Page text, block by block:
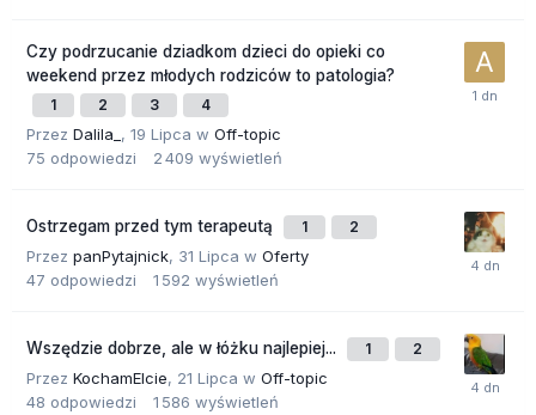
Czy podrzucanie dziadkom dzieci do opieki co
weekend przez młodych rodziców to patologia?
1 2 3 4
Przez Dalila_ , 19 Lipca w Off-topic
75 odpowiedzi 2 409 wyświetleń
Ostrzegam przed tym terapeutą 1 2
Przez panPytajnick, 31 Lipca w Oferty
47 odpowiedzi 1 592 wyświetleń
Wszędzie dobrze, ale w łóżku najlepiej... 1 2
Przez KochamElcie, 21 Lipca w Off-topic
48 odpowiedzi 1 586 wyświetleń